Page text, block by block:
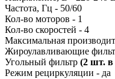
Частота, Гц - 50/60
Кол-во моторов - 1
Кол-во скоростей - 4
Максимальная
Жироулавливающие
Угольный фильтр (2 шт. в
Режим рециркуляции - да